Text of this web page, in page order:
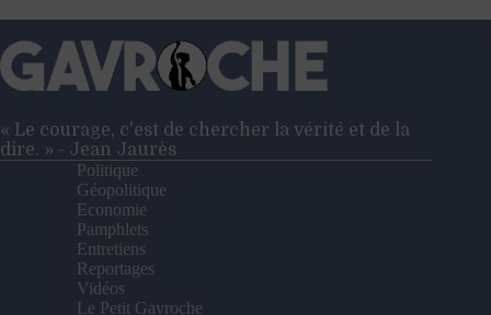
bientôt
à
sang
?
« Le courage, c'est de chercher la vérité et de la
dire. » - Jean Jaurès
Politique
Géopolitique
Economie
Pamphlets
Entretiens
Reportages
Vidéos
Le Petit Gavroche